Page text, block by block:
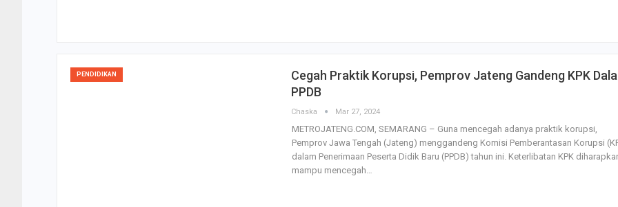
PENDIDIKAN
Cegah Praktik Korupsi, Pemprov Jateng Gandeng KPK
PPDB
Chaska Mar 27, 2024
METROJATENG.COM, SEMARANG – Guna mencegah adanya praktik korupsi,
Pemprov Jawa Tengah (Jateng) menggandeng Komisi Pemberantasan Korupsi
dalam Penerimaan Peserta Didik Baru (PPDB) tahun ini. Keterlibatan KPK
mampu mencegah…